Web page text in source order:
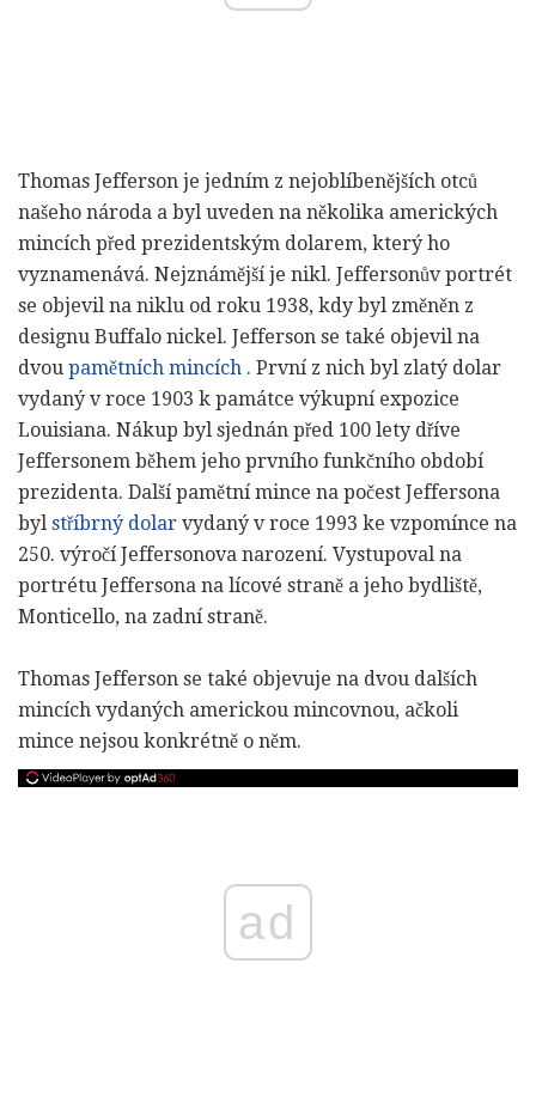
Thomas Jefferson je jedním z nejoblíbenějších otců
našeho národa a byl uveden na několika amerických
mincích před prezidentským dolarem, který ho
vyznamenává. Nejznámější je nikl. Jeffersonův portrét
se objevil na niklu od roku 1938, kdy byl změněn z
designu Buffalo nickel. Jefferson se také objevil na
dvou pamětních mincích . První z nich byl zlatý dolar
vydaný v roce 1903 k památce výkupní expozice
Louisiana. Nákup byl sjednán před 100 lety dříve
Jeffersonem během jeho prvního funkčního období
prezidenta. Další pamětní mince na počest Jeffersona
byl stříbrný dolar vydaný v roce 1993 ke vzpomínce na
250. výročí Jeffersonova narození. Vystupoval na
portrétu Jeffersona na lícové straně a jeho bydliště,
Monticello, na zadní straně.
Thomas Jefferson se také objevuje na dvou dalších
mincích vydaných americkou mincovnou, ačkoli
mince nejsou konkrétně o něm.
ad